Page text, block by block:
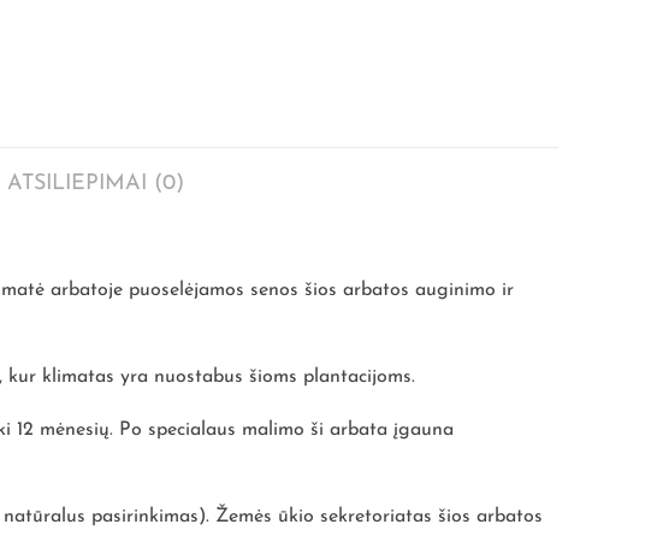
ATSILIEPIMAI (0)
arbatoje puoselėjamos senos šios arbatos auginimo ir
klimatas yra nuostabus šioms plantacijoms.
mėnesių. Po specialaus malimo ši arbata įgauna
pasirinkimas). Žemės ūkio sekretoriatas šios arbatos